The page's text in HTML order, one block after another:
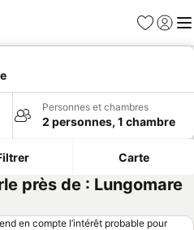
Favoris
Se
Personnes et chambres
2 personnes, 1 chambre
Carte
près de : Lungomare
en compte l’intérêt probable pour